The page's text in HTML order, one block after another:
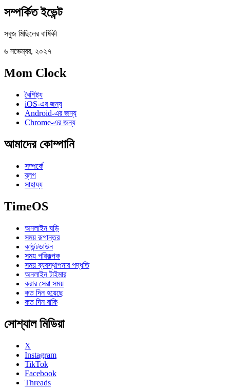
সম্পর্কিত ইভেন্ট
সবুজ মিছিলের বার্ষিকী
৬ নভেম্বর, ২০২৭
Mom Clock
বৈশিষ্ট্য
iOS-এর জন্য
Android-এর জন্য
Chrome-এর জন্য
আমাদের কোম্পানি
সম্পর্কে
ব্লগ
সাহায্য
TimeOS
অনলাইন ঘড়ি
সময় রূপান্তর
কাউন্টডাউন
সময় পরিকল্পক
সময় ব্যবস্থাপনার পদ্ধতি
অনলাইন টাইমার
করার সেরা সময়
কত দিন হয়েছে
কত দিন বাকি
সোশ্যাল মিডিয়া
X
Instagram
TikTok
Facebook
Threads